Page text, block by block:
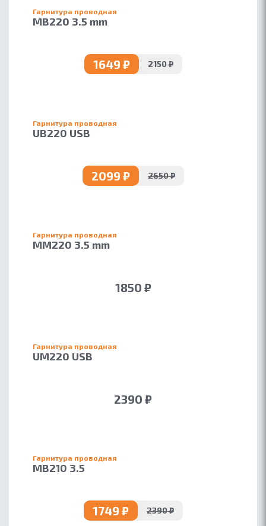
ОБ ACCUTONE
ПАРТНЕРАМ
Гарнитура проводная
MB220 3.5 mm
1649 ₽ 2150 ₽
Гарнитура проводная
UB220 USB
2099 ₽ 2650 ₽
Гарнитура проводная
MM220 3.5 mm
1850 ₽
Гарнитура проводная
UM220 USB
2390 ₽
Гарнитура проводная
MB210 3.5
1749 ₽ 2390 ₽